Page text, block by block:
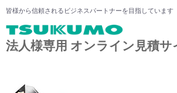
皆様から信頼されるビジネスパートナーを目指しています
法人様専用 オンライン見積サ